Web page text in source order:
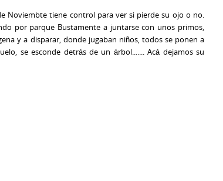
Noviembte tiene control para ver si pierde su ojo o no.
por parque Bustamente a juntarse con unos primos,
y a disparar, donde jugaban niños, todos se ponen a
se esconde detrás de un árbol....... Acá dejamos su